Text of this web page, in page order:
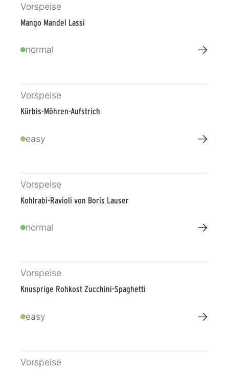
Vorspeise
Mango Mandel Lassi
normal →
Vorspeise
Kürbis-Möhren-Aufstrich
easy →
Vorspeise
Kohlrabi-Ravioli von Boris Lauser
normal →
Vorspeise
Knusprige Rohkost Zucchini-Spaghetti
easy →
Vorspeise